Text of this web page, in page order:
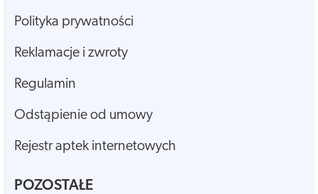
Polityka prywatności
Reklamacje i zwroty
Regulamin
Odstąpienie od umowy
Rejestr aptek internetowych
POZOSTAŁE